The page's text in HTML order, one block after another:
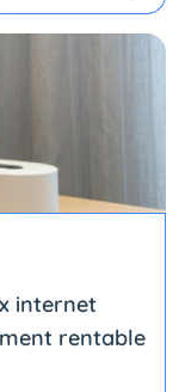
internet
rentable